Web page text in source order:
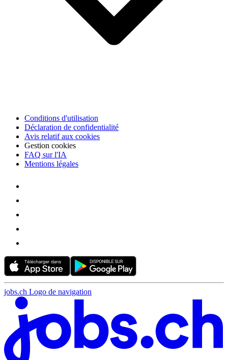
Conditions d'utilisation
Déclaration de confidentialité
Avis relatif aux cookies
Gestion cookies
FAQ sur l'IA
Mentions légales
jobs.ch Logo de navigation